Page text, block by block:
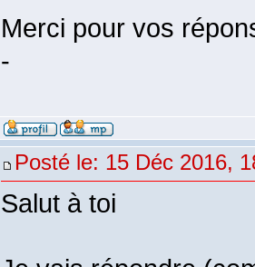
Merci pour vos
-
Posté le: 15 Déc 2016,
Salut à toi